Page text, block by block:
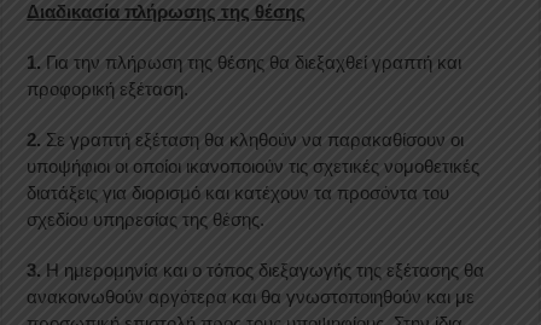
Διαδικασία πλήρωσης της θέσης
1. Για την πλήρωση της θέσης θα διεξαχθεί γραπτή και
προφορική εξέταση.
2. Σε γραπτή εξέταση θα κληθούν να παρακαθίσουν οι
υποψήφιοι οι οποίοι ικανοποιούν τις σχετικές νομοθετικές
διατάξεις για διορισμό και κατέχουν τα προσόντα του
σχεδίου υπηρεσίας της θέσης.
3. Η ημερομηνία και ο τόπος διεξαγωγής της εξέτασης θα
ανακοινωθούν αργότερα και θα γνωστοποιηθούν και με